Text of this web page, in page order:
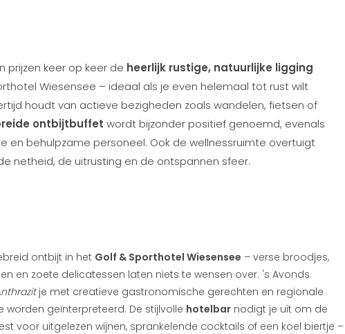
prijzen keer op keer de heerlijk rustige, natuurlijke ligging
Wiesensee – ideaal als je even helemaal tot rust wilt
houdt van actieve bezigheden zoals wandelen, fietsen of
ontbijtbuffet wordt bijzonder positief genoemd, evenals
en behulpzame personeel. Ook de wellnessruimte overtuigt
netheid, de uitrusting en de ontspannen sfeer.
ontbijt in het Golf & Sporthotel Wiesensee – verse broodjes,
en zoete delicatessen laten niets te wensen over. 's Avonds
je met creatieve gastronomische gerechten en regionale
geïnterpreteerd. De stijlvolle hotelbar nodigt je uit om de
voor uitgelezen wijnen, sprankelende cocktails of een koel biertje –